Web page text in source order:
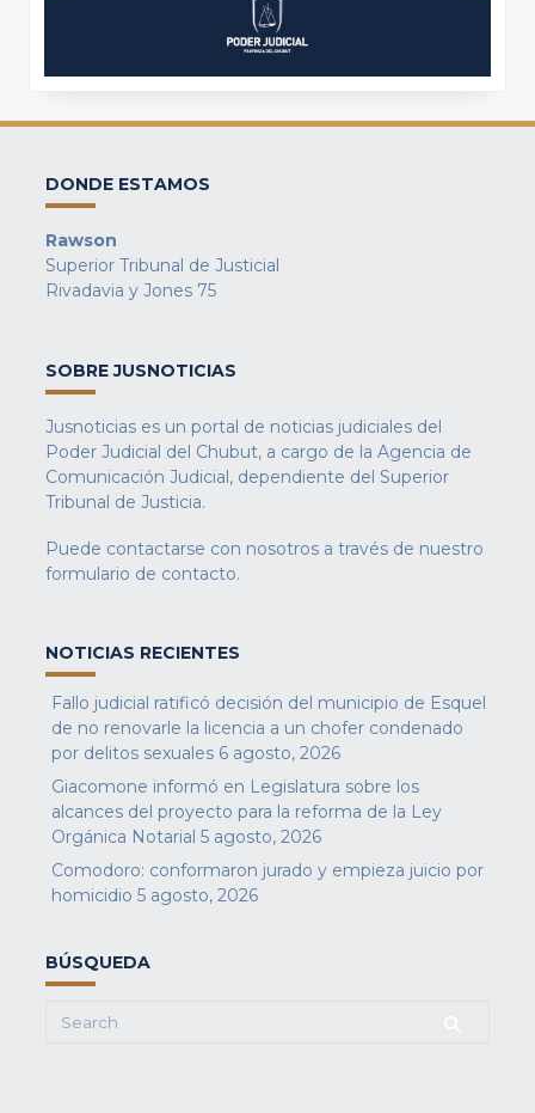
DONDE ESTAMOS
Rawson
Superior Tribunal de Justicial
Rivadavia y Jones 75
SOBRE JUSNOTICIAS
Jusnoticias es un portal de noticias judiciales del
Poder Judicial del Chubut, a cargo de la Agencia de
Comunicación Judicial, dependiente del Superior
Tribunal de Justicia.
Puede contactarse con nosotros a través de nuestro
formulario de contacto.
NOTICIAS RECIENTES
Fallo judicial ratificó decisión del municipio de Esquel
de no renovarle la licencia a un chofer condenado
por delitos sexuales 6 agosto, 2026
Giacomone informó en Legislatura sobre los
alcances del proyecto para la reforma de la Ley
Orgánica Notarial 5 agosto, 2026
Comodoro: conformaron jurado y empieza juicio por
homicidio 5 agosto, 2026
BÚSQUEDA
Search